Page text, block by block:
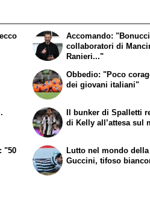
Accomando:
collaboratori di
Ranieri..."
Obbedio: "Poco
dei giovani italiani"
"50
Il bunker di Spalletti
di Kelly all’attesa sul
Lutto nel mondo
Guccini, tifoso